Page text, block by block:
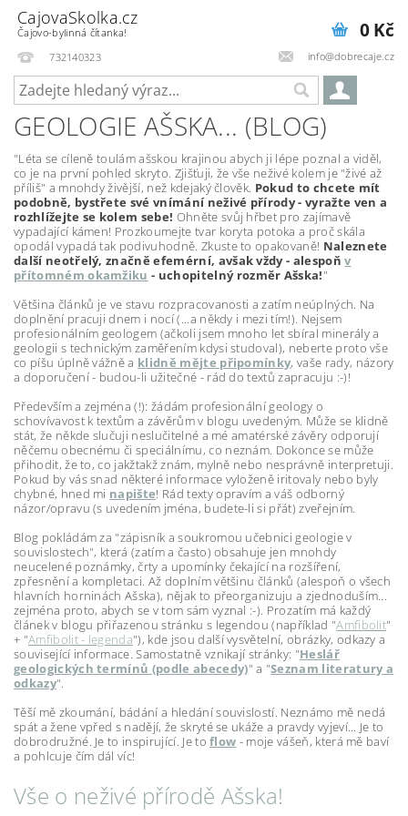
CajovaSkolka.cz
Čajovo-bylinná čítanka!
732140323
info@dobrecaje.cz
0 Kč
GEOLOGIE AŠSKA... (BLOG)
"Léta se cíleně toulám ašskou krajinou abych ji lépe poznal a viděl,
co je na první pohled skryto. Zjišťuji, že vše neživé kolem je "živé až
příliš" a mnohdy živější, než kdejaký člověk. Pokud to chcete mít
podobně, bystřete své vnímání neživé přírody - vyražte ven a
rozhlížejte se kolem sebe! Ohněte svůj hřbet pro zajímavě
vypadající kámen! Prozkoumejte tvar koryta potoka a proč skála
opodál vypadá tak podivuhodně. Zkuste to opakovaně! Naleznete
další neotřelý, značně efemérní, avšak vždy - alespoňv
přítomném okamžiku - uchopitelný rozměr Ašska!"
Většina článků je ve stavu rozpracovanosti a zatím neúplných. Na
doplnění pracuji dnem i nocí (...a někdy i mezi tím!). Nejsem
profesionálním geologem (ačkoli jsem mnoho let sbíral minerály a
geologii s technickým zaměřením kdysi studoval), neberte proto vše
co píšu úplně vážně a klidně mějte připomínky, vaše rady, názory
a doporučení - budou-li užitečné - rád do textů zapracuju :-)!
Především a zejména (!): žádám profesionální geology o
schovívavost k textům a závěrům v blogu uvedeným. Může se klidně
stát, že někde slučuji neslučitelné a mé amatérské závěry odporují
něčemu obecnému či speciálnímu, co neznám. Dokonce se může
přihodit, že to, co jakžtakž znám, mylně nebo nesprávně interpretuji.
Pokud by vás snad některé informace vyloženě iritovaly nebo byly
chybné, hned mi napište! Rád texty opravím a váš odborný
názor/opravu (s uvedením jména, budete-li si přát) zveřejním.
Blog pokládám za "zápisník a soukromou učebnici geologie v
souvislostech", která (zatím a často) obsahuje jen mnohdy
neucelené poznámky, črty a upomínky čekající na rozšíření,
zpřesnění a kompletaci. Až doplním většinu článků (alespoň o všech
hlavních horninách Ašska), nějak to přeorganizuju a zjednoduším...
zejména proto, abych se v tom sám vyznal :-). Prozatím má každý
článek v blogu přiřazenou stránku s legendou (například "Amfibolit"
+ "Amfibolit - legenda"), kde jsou další vysvětelní, obrázky, odkazy a
související informace. Samostatně vznikají stránky: "Heslář
geologických termínů (podle abecedy)" a "Seznam literatury a
odkazy".
Těší mě zkoumání, bádání a hledání souvislostí. Neznámo mě nedá
spát a žene vpřed s nadějí, že skryté se ukáže a pravdy vyjeví... Je to
dobrodružné. Je to inspirující. Je toflow - moje vášeň, která mě baví
a pohlcuje čím dál víc!
Vše o neživé přírodě Ašska!